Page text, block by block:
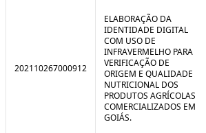
202110267000912
ELABORAÇÃO DA
IDENTIDADE DIGITAL
COM USO DE
INFRAVERMELHO PARA
VERIFICAÇÃO DE
ORIGEM E QUALIDADE
NUTRICIONAL DOS
PRODUTOS AGRÍCOLAS
COMERCIALIZADOS EM
GOIÁS.